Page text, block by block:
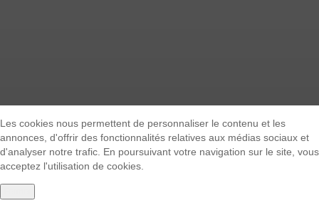
Les cookies nous permettent de personnaliser le contenu et les
annonces, d'offrir des fonctionnalités relatives aux médias sociaux et
d'analyser notre trafic. En poursuivant votre navigation sur le site, vous
acceptez l'utilisation de cookies.